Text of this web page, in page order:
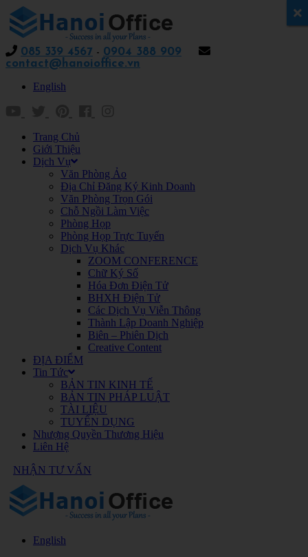
085 339 4567 - 0904 388 909
contact@hanoioffice.vn
English
Trang Chủ
Giới Thiệu
Dịch Vụ
Văn Phòng Ảo
Địa Chỉ Đăng Ký Kinh Doanh
Văn Phòng Trọn Gói
Chỗ Ngồi Làm Việc
Phòng Họp
Phòng Họp Trực Tuyến
Dịch Vụ Khác
ZOOM CONFERENCE
Chữ Ký Số
Hóa Đơn Điện Tử
BHXH Điện Tử
Các Dịch Vụ Viễn Thông
Thành Lập Doanh Nghiệp
Biên – Phiên Dịch
Creative Content
ĐỊA ĐIỂM
Tin Tức
BẢN TIN KINH TẾ
BẢN TIN PHÁP LUẬT
TÀI LIỆU
TUYỂN DỤNG
Nhượng Quyền Thương Hiệu
Liên Hệ
NHẬN TƯ VẤN
English
x